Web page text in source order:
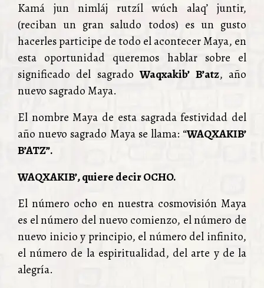
Kamá jun nimláj rutzíl wúch alaq’ juntir,
(reciban un gran saludo todos) es un gusto
hacerles participe de todo el acontecer Maya, en
esta oportunidad queremos hablar sobre el
significado del sagradoWaqxakib’ B’atz, año
nuevo sagrado Maya.
El nombre Maya de esta sagrada festividad del
año nuevo sagrado Maya se llama: “WAQXAKIB’
B’ATZ”.
WAQXAKIB’, quiere decir OCHO.
El número ocho en nuestra cosmovisión Maya
es el número del nuevo comienzo, el número de
nuevo inicio y principio, el número del infinito,
el número de la espiritualidad, del arte y de la
alegría.